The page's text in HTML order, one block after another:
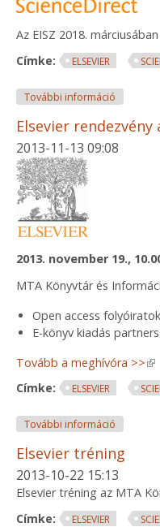
Az EISZ 2018.
Címke:
ELSEVIER
További információ
Elsevier
2013-11-13 09:08
2013. november 19.,
MTA Könyvtár és
Open access
E-könyv kiadás
Tovább a meghívóra >>
Címke:
ELSEVIER
További információ
Elsevier tréning
2013-10-22 15:13
Elsevier tréning az MTA
Címke:
ELSEVIER